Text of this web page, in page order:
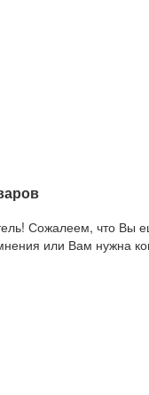
Сожалеем, что Вы
или Вам нужна